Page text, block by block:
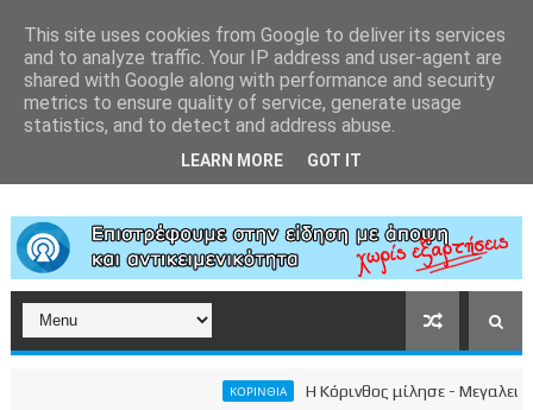
ΚΟΡΙΝΘΙΑ Η Κόρινθος μίλησε - Μεγαλειώδης
This site uses cookies from Google to deliver its services
and to analyze traffic. Your IP address and user-agent are
shared with Google along with performance and security
metrics to ensure quality of service, generate usage
statistics, and to detect and address abuse.
LEARN MORE GOT IT